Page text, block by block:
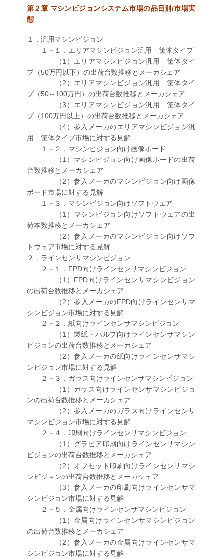
第２章 マシンビジョンシステム市場の品目別/市場実
態
１．汎用マシンビジョン
１－１．エリアマシンビジョン汎用 筐体タイプ
（1）エリアマシンビジョン汎用 筐体タイ
プ（50万円以下）の出荷台数推移とメーカシェア
（2）エリアマシンビジョン汎用 筐体タイ
プ（50～100万円）の出荷台数推移とメーカシェア
（3）エリアマシンビジョン汎用 筐体タイ
プ（100万円以上）の出荷台数推移とメーカシェア
（4）参入メーカのエリアマシンビジョン汎
用 筐体タイプ市場に対する見解
１－２．マシンビジョン向け画像ボード
（1）マシンビジョン向け画像ボードの出荷
台数推移とメーカシェア
（2）参入メーカのマシンビジョン向け画像
ボード市場に対する見解
１－３．マシンビジョン向けソフトウェア
（1）マシンビジョン向けソフトウェアの出
荷本数推移とメーカシェア
（2）参入メーカのマシンビジョン向けソフ
トウェア市場に対する見解
２．ラインセンサマシンビジョン
２－１．FPD向けラインセンサマシンビジョン
（1）FPD向けラインセンサマシンビジョン
の出荷台数推移とメーカシェア
（2）参入メーカのFPD向けラインセンサマ
シンビジョン市場に対する見解
２－２．紙向けラインセンサマシンビジョン
（1）製紙・パルプ向けラインセンサマシン
ビジョンの出荷台数推移とメーカシェア
（2）参入メーカの紙向けラインセンサマシ
ンビジョン市場に対する見解
２－３．ガラス向けラインセンサマシンビジョン
（1）ガラス向けラインセンサマシンビジョ
ンの出荷台数推移とメーカシェア
（2）参入メーカのガラス向けラインセンサ
マシンビジョン市場に対する見解
２－４．印刷向けラインセンサマシンビジョン
（1）グラビア印刷向けラインセンサマシン
ビジョンの出荷台数推移とメーカシェア
（2）オフセット印刷向けラインセンサマシ
ンビジョンの出荷台数推移とメーカシェア
（3）参入メーカの印刷向けラインセンサマ
シンビジョン市場に対する見解
２－５．金属向けラインセンサマシンビジョン
（1）金属向けラインセンサマシンビジョン
の出荷台数推移とメーカシェア
（2）参入メーカの金属向けラインセンサマ
シンビジョン市場に対する見解